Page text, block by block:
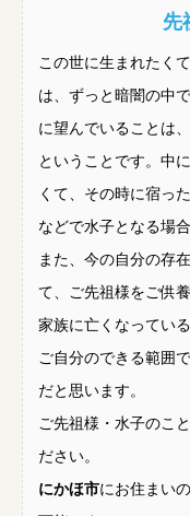
先
この世に生まれたく
は、ずっと暗闇の中
に望んでいることは
ということです。中
くて、その時に宿っ
などで水子となる場
また、今の自分の存
て、ご先祖様をご供
家族に亡くなってい
ご自分のできる範囲
だと思います。
ご先祖様・水子のこ
ださい。
にかほ市にお住まい